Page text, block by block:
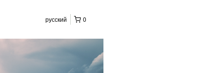
0
русский